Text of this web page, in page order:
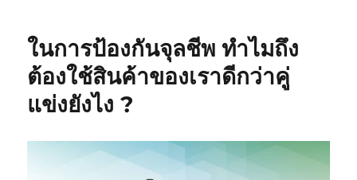
ในการป้องกันจุลชีพ ทำไมถึง
ต้องใช้สินค้าของเราดีกว่าคู่
แข่งยังไง ?